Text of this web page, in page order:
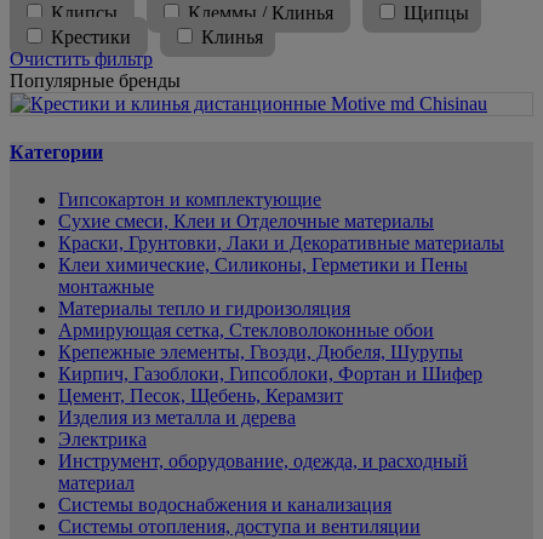
Клипсы
Клеммы / Клинья
Щипцы
Крестики
Клинья
Очистить фильтр
Популярные бренды
Категории
Гипсокартон и комплектующие
Сухие смеси, Клеи и Отделочные материалы
Краски, Грунтовки, Лаки и Декоративные материалы
Клеи химические, Силиконы, Герметики и Пены
монтажные
Материалы тепло и гидроизоляция
Армирующая сетка, Стекловолоконные обои
Крепежные элементы, Гвозди, Дюбеля, Шурупы
Кирпич, Газоблоки, Гипсоблоки, Фортан и Шифер
Цемент, Песок, Щебень, Керамзит
Изделия из металла и дерева
Электрика
Инструмент, оборудование, одежда, и расходный
материал
Системы водоснабжения и канализация
Системы отопления, доступа и вентиляции